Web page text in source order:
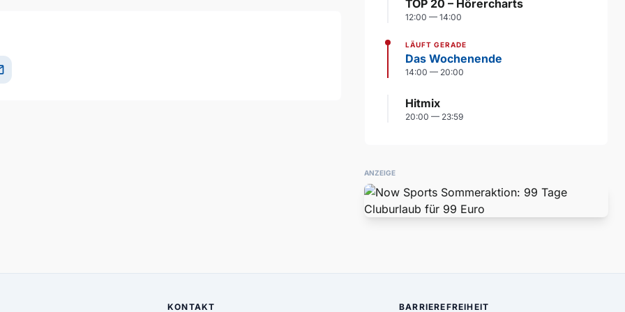
TOP 20 – Hörercharts
12:00 — 14:00
LÄUFT GERADE
Das Wochenende
14:00 — 20:00
Hitmix
20:00 — 23:59
ANZEIGE
KONTAKT BARRIEREFREIHEIT